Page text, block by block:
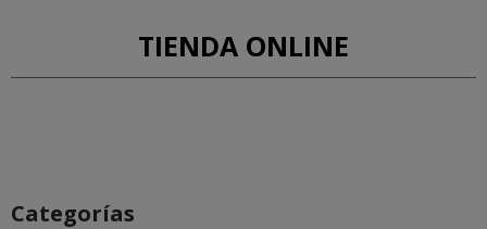
TIENDA ONLINE
Categorías